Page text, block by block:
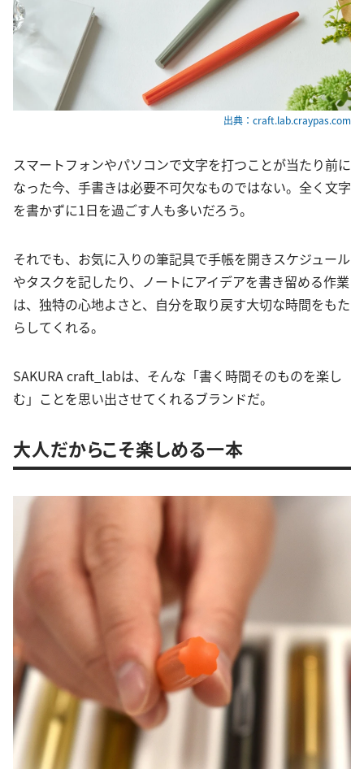
出典：craft.lab.craypas.com
スマートフォンやパソコンで文字を打つことが当たり前に
なった今、手書きは必要不可欠なものではない。全く文字
を書かずに1日を過ごす人も多いだろう。
それでも、お気に入りの筆記具で手帳を開きスケジュール
やタスクを記したり、ノートにアイデアを書き留める作業
は、独特の心地よさと、自分を取り戻す大切な時間をもた
らしてくれる。
SAKURA craft_labは、そんな「書く時間そのものを楽し
む」ことを思い出させてくれるブランドだ。
大人だからこそ楽しめる一本